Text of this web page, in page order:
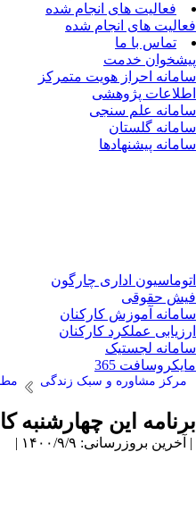
فعالیت های انجام شده
فعالیت های انجام شده
تماس با ما
پیشخوان خدمت
سامانه احراز هویت متمرکز
اطلاعات پژوهشی
سامانه علم سنجی
سامانه گلستان
سامانه پیشنهادها
اتوماسیون اداری چارگون
فیش حقوقی
سامانه آموزش کارکنان
ارزیابی عملکرد کارکنان
سامانه لجستیک
مایکروسافت 365
مرکز مشاوره و سبک زندگی
برنامه این چهارشنبه
| آخرین بروزرسانی: ۱۴۰۰/۹/۹ |